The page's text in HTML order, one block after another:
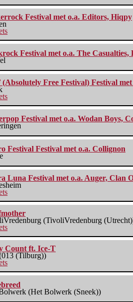
Festival met o.a. Editors, Hiqpy
Festival met o.a. The
(Absolutely Free Festival) Festival
Festival met o.a. Wodan Boys,
Festival Festival met o.a. Collignon
Luna Festival met o.a. Auger, Clan
(TivoliVredenburg
Count ft. Ice-T
(Tilburg))
(Het Bolwerk (Sneek))